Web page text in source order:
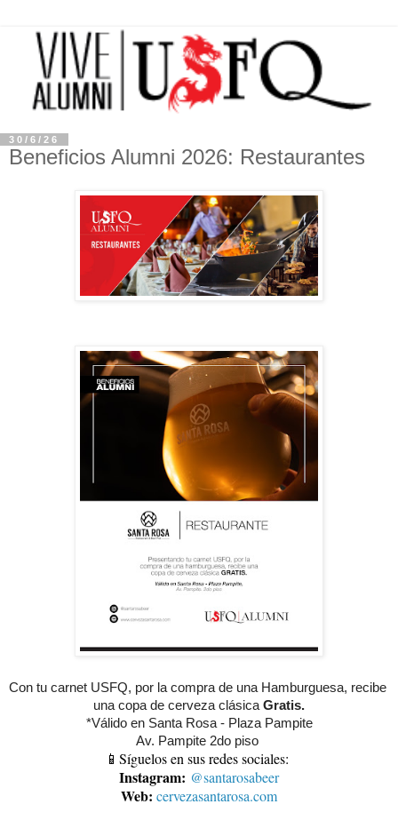
30/6/26
Beneficios Alumni 2026: Restaurantes
Con tu carnet USFQ, por la compra de una Hamburguesa, recibe
una copa de cerveza clásica Gratis.
*Válido en Santa Rosa - Plaza Pampite
Av. Pampite 2do piso
📱Síguelos en sus redes sociales:
Instagram: @santarosabeer
Web: cervezasantarosa.com